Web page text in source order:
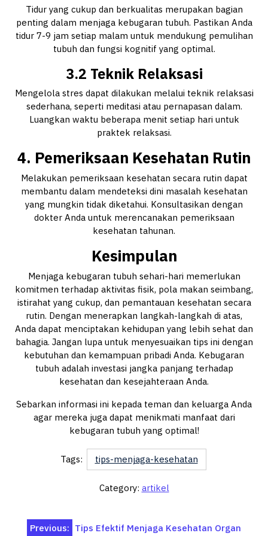
Tidur yang cukup dan berkualitas merupakan bagian
penting dalam menjaga kebugaran tubuh. Pastikan Anda
tidur 7-9 jam setiap malam untuk mendukung pemulihan
tubuh dan fungsi kognitif yang optimal.
3.2 Teknik Relaksasi
Mengelola stres dapat dilakukan melalui teknik relaksasi
sederhana, seperti meditasi atau pernapasan dalam.
Luangkan waktu beberapa menit setiap hari untuk
praktek relaksasi.
4. Pemeriksaan Kesehatan Rutin
Melakukan pemeriksaan kesehatan secara rutin dapat
membantu dalam mendeteksi dini masalah kesehatan
yang mungkin tidak diketahui. Konsultasikan dengan
dokter Anda untuk merencanakan pemeriksaan
kesehatan tahunan.
Kesimpulan
Menjaga kebugaran tubuh sehari-hari memerlukan
komitmen terhadap aktivitas fisik, pola makan seimbang,
istirahat yang cukup, dan pemantauan kesehatan secara
rutin. Dengan menerapkan langkah-langkah di atas,
Anda dapat menciptakan kehidupan yang lebih sehat dan
bahagia. Jangan lupa untuk menyesuaikan tips ini dengan
kebutuhan dan kemampuan pribadi Anda. Kebugaran
tubuh adalah investasi jangka panjang terhadap
kesehatan dan kesejahteraan Anda.
Sebarkan informasi ini kepada teman dan keluarga Anda
agar mereka juga dapat menikmati manfaat dari
kebugaran tubuh yang optimal!
Tags: tips-menjaga-kesehatan
Category: artikel
Post
Previous: Tips Efektif Menjaga Kesehatan Organ